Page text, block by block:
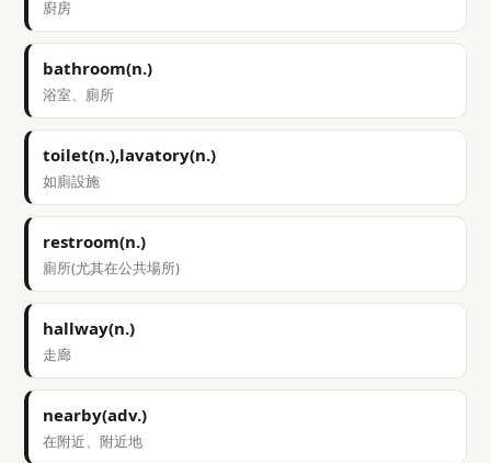
廚房
bathroom(n.)
浴室、廁所
toilet(n.),lavatory(n.)
如廁設施
restroom(n.)
廁所(尤其在公共場所)
hallway(n.)
走廊
nearby(adv.)
在附近、附近地